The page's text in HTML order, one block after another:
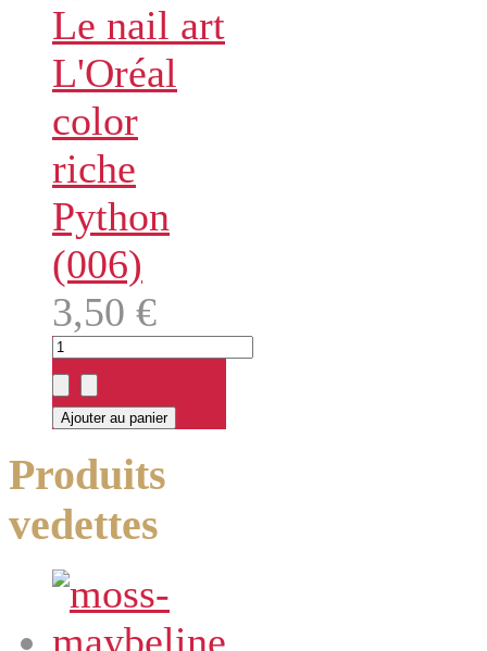
Le nail art
L'Oréal
color
riche
Python
(006)
3,50 €
Produits
vedettes